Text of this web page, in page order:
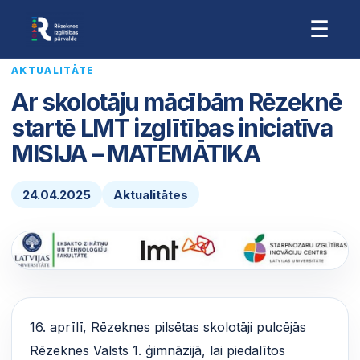
☰
AKTUALITĀTE
Ar skolotāju mācībām Rēzeknē
startē LMT izglītības iniciatīva
MISIJA – MATEMĀTIKA
24.04.2025 Aktualitātes
16. aprīlī, Rēzeknes pilsētas skolotāji pulcējās
Rēzeknes Valsts 1. ģimnāzijā, lai piedalītos